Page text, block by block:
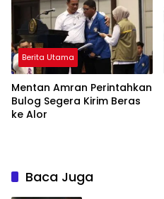
Berita Utama
Mentan Amran Perintahkan
Bulog Segera Kirim Beras
ke Alor
Baca Juga